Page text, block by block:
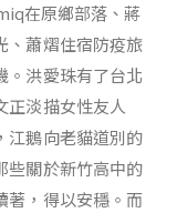
在原鄉部落、蔣
、蕭熠住宿防疫旅
。洪愛珠有了台北
正淡描女性友人
江鵝向老貓道別的
些關於新竹高中的
著，得以安穩。而